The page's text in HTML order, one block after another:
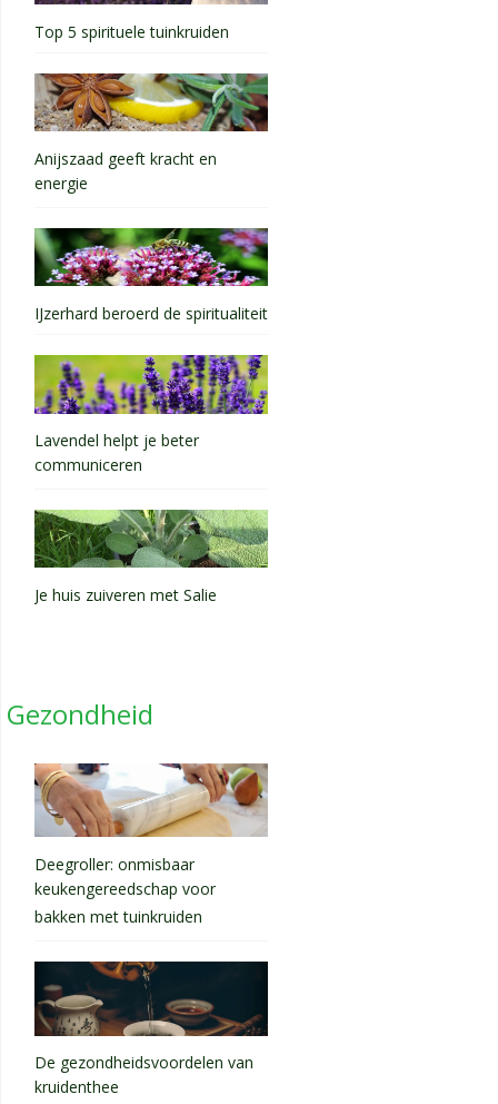
Top 5 spirituele tuinkruiden
Anijszaad geeft kracht en
energie
IJzerhard beroerd de spiritualiteit
Lavendel helpt je beter
communiceren
Je huis zuiveren met Salie
Gezondheid
Deegroller: onmisbaar
keukengereedschap voor
bakken met tuinkruiden
De gezondheidsvoordelen van
kruidenthee